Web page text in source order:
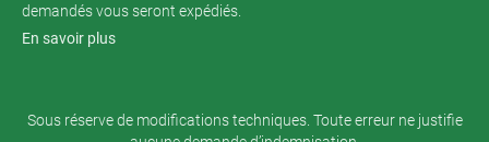
demandés vous seront expédiés.
En savoir plus
Sous réserve de modifications techniques. Toute erreur ne justifie